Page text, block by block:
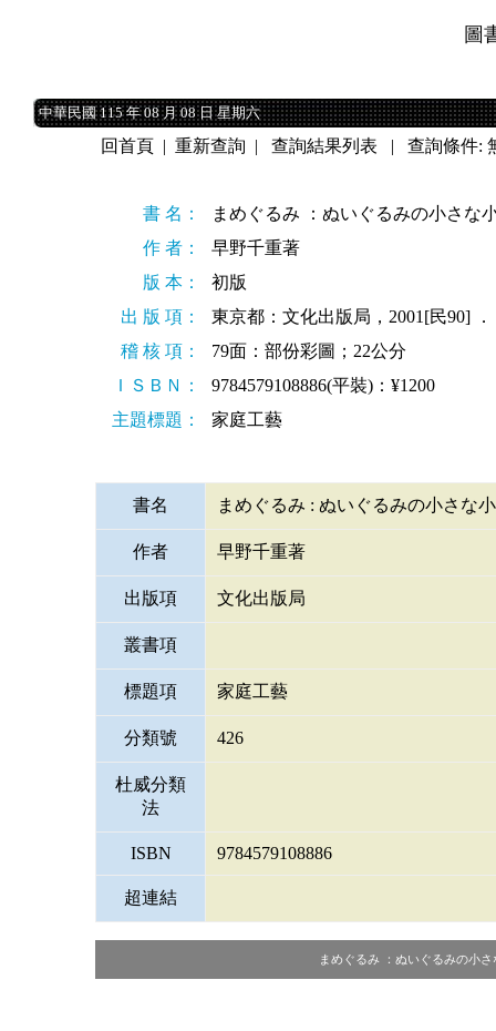
圖
中華民國 115 年 08 月 08 日 星期六
中華民國 115 年 08 月 08 日 星期六
回首頁 |重新查詢 |查詢結果列表 | 查詢條件:
書 名：
まめぐるみ ：ぬいぐるみの小さな
作 者：
早野千重著
版 本：
初版
出 版 項：
東京都：文化出版局，2001[民90] ．
稽 核 項：
79面：部份彩圖；22公分
ＩＳＢＮ：
9784579108886(平裝)：¥1200
主題標題：
家庭工藝
書名 まめぐるみ : ぬいぐるみの小さな
作者 早野千重著
出版項 文化出版局
叢書項
標題項 家庭工藝
分類號 426
杜威分類
法
ISBN 9784579108886
超連結
まめぐるみ ：ぬいぐるみの小